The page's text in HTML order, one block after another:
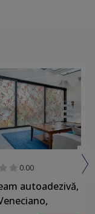
0.00
autoadezivă,